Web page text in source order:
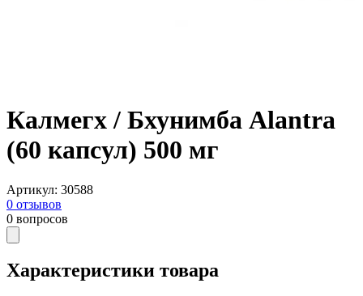
Калмегх / Бхунимба Alantra
(60 капсул) 500 мг
Артикул: 30588
0 отзывов
0 вопросов
Характеристики товара